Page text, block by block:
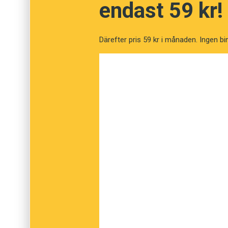
Hjärtevän
endast 59 kr!
Därefter pris 59 kr i månaden. Ingen